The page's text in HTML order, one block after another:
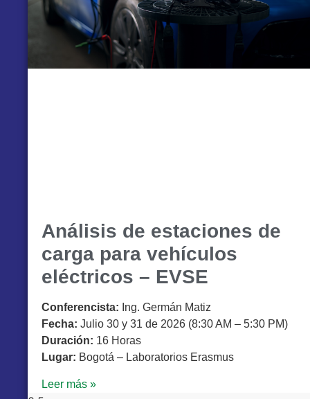
Análisis de estaciones de
carga para vehículos
eléctricos – EVSE
Conferencista: Ing. Germán Matiz
Fecha: Julio 30 y 31 de 2026 (8:30 AM – 5:30 PM)
Duración: 16 Horas
Lugar: Bogotá – Laboratorios Erasmus
Leer más »